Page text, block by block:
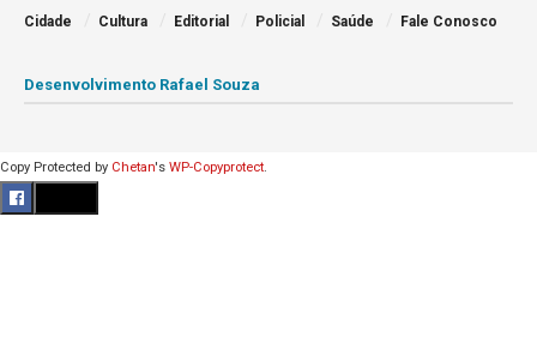
Cidade Cultura Editorial Policial Saúde Fale Conosco
Desenvolvimento Rafael Souza
Copy Protected by Chetan's WP-Copyprotect